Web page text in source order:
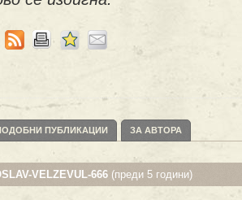
ПУБЛИКАЦИИ ЗА АВТОРА
VELZEVUL-666 (преди 5 години)